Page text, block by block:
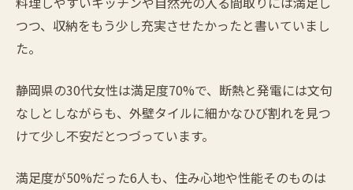
つつ、収納をもう少し充実させたかったと書いていまし
た。
静岡県の30代女性は満足度70%で、断熱と発電には文句
なしとしながらも、外壁タイルに細かなひび割れを見つ
けて少し不安だとつづっています。
満足度が50%だった6人も、住み心地や性能そのものは